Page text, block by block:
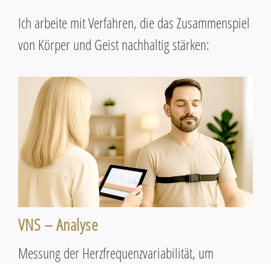
Ich arbeite mit Verfahren, die das Zusammenspiel
von Körper und Geist nachhaltig stärken:
VNS – Analyse
Messung der Herzfrequenzvariabilität, um